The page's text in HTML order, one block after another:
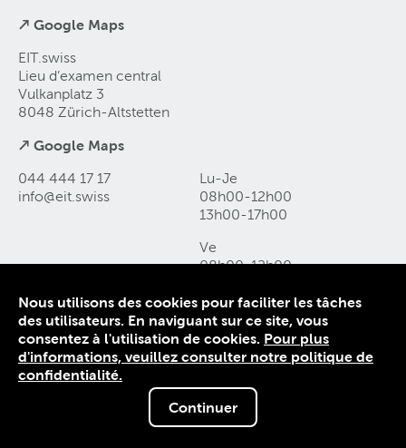
↗ Google Maps
EIT.swiss
Lieu d’examen central
Vulkanplatz 3
8048 Zürich-Altstetten
↗ Google Maps
044 444 17 17
info@eit swiss
Lu-Je
08h00-12h00
13h00-17h00
Ve
08h00-12h00
Contact et accès
Déclaration de protection des données
Mentions légales
Conditions générales
© 1906-2026 EIT.swiss
Nous utilisons des cookies pour faciliter les tâches
des utilisateurs. En naviguant sur ce site, vous
consentez à l'utilisation de cookies. Pour plus
d'informations, veuillez consulter notre politique de
confidentialité.
Continuer